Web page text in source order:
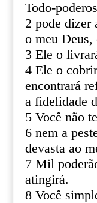
Todo-
2 pode dizer
o meu
3 Ele o
4 Ele o
encontrará
a fidelidade
5 Você não
6 nem a
devasta ao
7 Mil
atingirá.
8 Você